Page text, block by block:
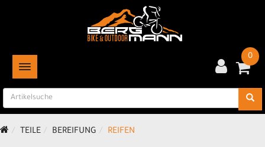
TOGGLE NAVIGATION
0
TEILE BEREIFUNG REIFEN